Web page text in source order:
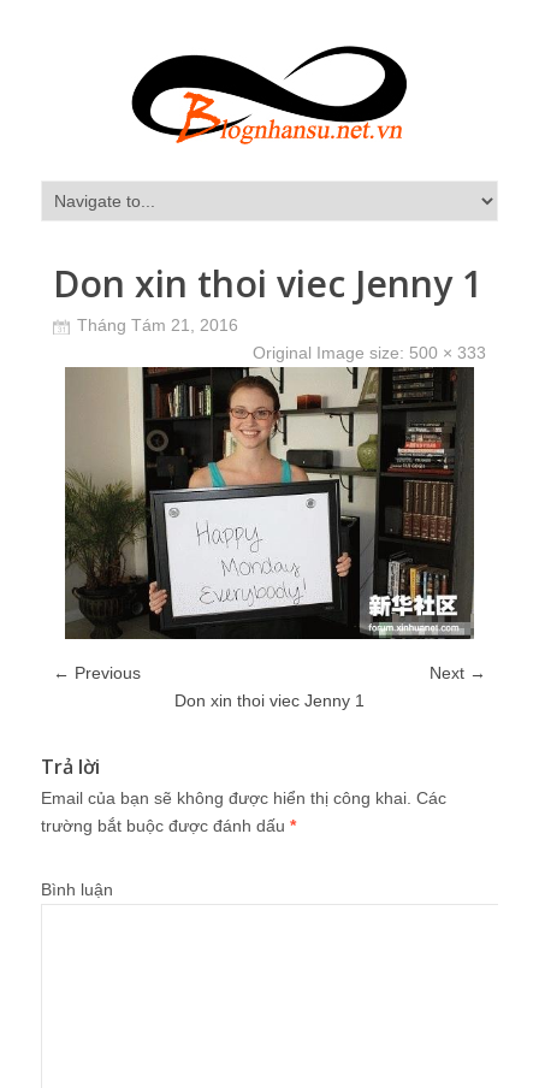
Don xin thoi viec Jenny 1
Tháng Tám 21, 2016
Original Image size: 500 × 333
← Previous
Next →
Don xin thoi viec Jenny 1
Trả lời
Email của bạn sẽ không được hiển thị công khai. Các
trường bắt buộc được đánh dấu *
Bình luận